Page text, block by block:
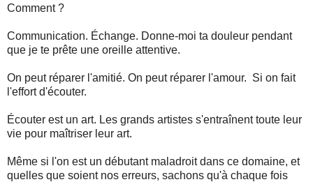
Comment ?
Communication. Échange. Donne-moi ta douleur pendant
que je te prête une oreille attentive.
On peut réparer l'amitié. On peut réparer l'amour. Si on fait
l'effort d'écouter.
Écouter est un art. Les grands artistes s'entraînent toute leur
vie pour maîtriser leur art.
Même si l'on est un débutant maladroit dans ce domaine, et
quelles que soient nos erreurs, sachons qu'à chaque fois